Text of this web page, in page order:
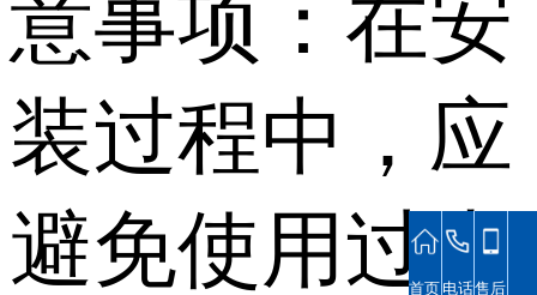
意事项：在安
装过程中，应
避免使用过大
首页 电话售后